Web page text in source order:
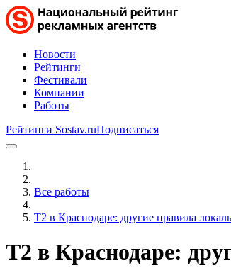
Новости
Рейтинги
Фестивали
Компании
Работы
Рейтинги Sostav.ruПодписаться
Все работы
Т2 в Краснодаре: другие правила
Т2 в Краснодаре: